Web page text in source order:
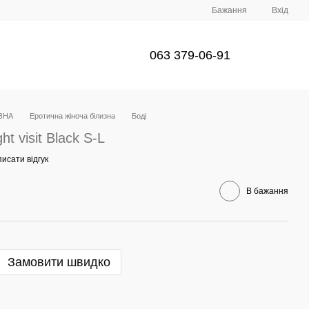
Бажання Вхід
063 379-06-91
Еротична жіноча білизна Боді
visit Black S-L
відгук
В бажання
Замовити швидко